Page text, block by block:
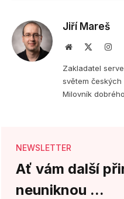
Jiří Mareš
Webová
Zakladatel
světem českých
Milovník
NEWSLETTER
Ať vám další
neuniknou ...